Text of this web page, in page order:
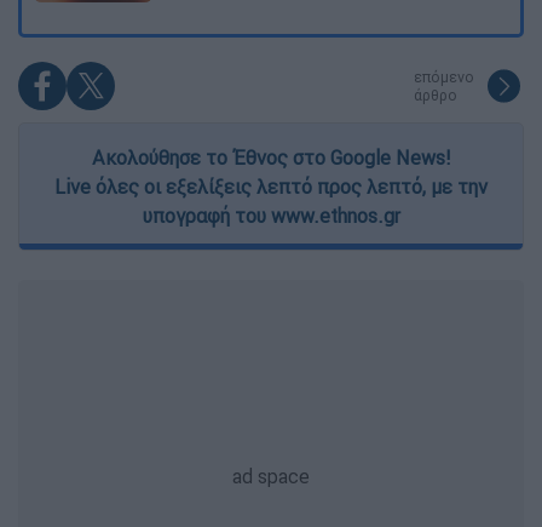
επόμενο
άρθρο
Ακολούθησε το Έθνος στο Google News!
Live όλες οι εξελίξεις λεπτό προς λεπτό, με την
υπογραφή του www.ethnos.gr